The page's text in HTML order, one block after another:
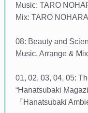
Music: TARO
Mix: TARO
08: Beauty and
Music, Arrange &
01, 02, 03, 04, 05:
“Hanatsubaki
『Hanatsubaki